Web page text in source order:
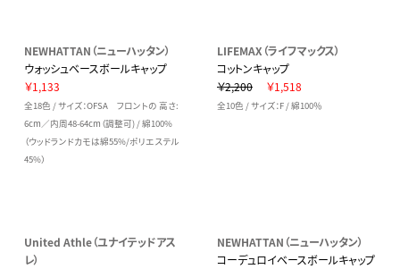
NEWHATTAN（ニューハッタン）
ウォッシュベースボールキャップ
￥1,133
全18色 / サイズ：OFSA フロントの 高さ:
6cm／内周48-64cm（調整可) / 綿100%
（ウッドランドカモは綿55%/ポリエステル
45%）
LIFEMAX（ライフマックス）
コットンキャップ
￥2,200
￥1,518
全10色 / サイズ：F / 綿100％
United Athle（ユナイテッドアス
レ）
NEWHATTAN（ニューハッタン）
コーデュロイベースボールキャップ